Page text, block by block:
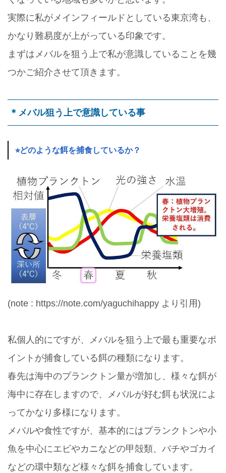
実際に私がメインフィールドとしている東京湾も、
かなり難易度が上がっている印象です。
まずはメバルを狙う上で私が意識していることを幾
つかご紹介させて頂きます。
＊メバル狙う上で意識している事
⭐︎どのような餌を捕食しているか？
(note : https://note.com/yaguchihappy より引用)
私個人的にですが、メバルを狙う上で最も重要なポ
イントが捕食している餌の種類になります。
春先は海中のプランクトン量が増加し、様々な餌が
海中に存在しますので、メバルが好む餌も状況によ
ってかなり多様になります。
メバルや食性ですが、基本的にはプランクトンや小
魚を中心にエビやカニなどの甲殻類、バチやゴカイ
などの環中類など様々な餌を捕食しています。